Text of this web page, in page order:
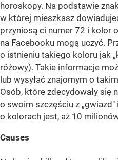
horoskopy. Na podstawie
w której mieszkasz
przyniosą ci numer 72 i kolor
na Facebooku mogą uczyć.
o istnieniu takiego koloru jak
różowy). Takie informacje
lub wysyłać znajomym o
Osób, które zdecydowały się
o swoim szczęściu z
o kolorach jest, aż 10
Causes